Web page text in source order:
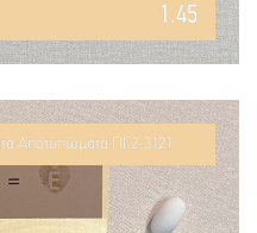
1.45
Αποτυπώματα ΠΓ2-3121